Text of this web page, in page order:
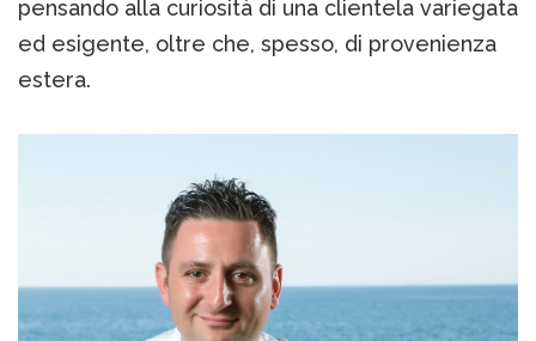
pensando alla curiosità di una clientela variegata
ed esigente, oltre che, spesso, di provenienza
estera.